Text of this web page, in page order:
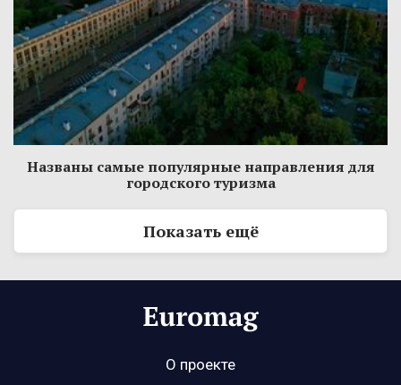
Названы самые популярные направления для
городского туризма
Показать ещё
О проекте